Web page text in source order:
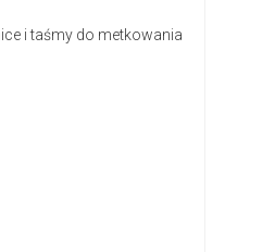
i taśmy do metkowania